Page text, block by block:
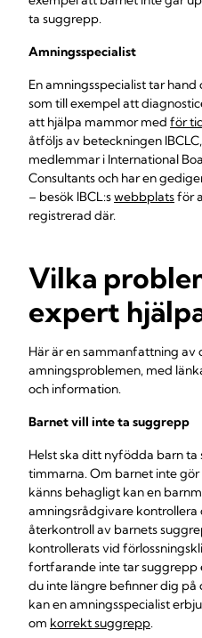
ta suggrepp.
Amningsspecialist
En amningsspecialist tar
som till exempel att
att hjälpa mammor med för
åtföljs av beteckningen
medlemmar i International
Consultants och har en
– besök IBCL:swebbplatsför
registrerad där.
Vilka
expert
Här är en sammanfattning av
amningsproblemen, med
och information.
Barnet vill inte ta suggrepp
Helst ska ditt nyfödda barn
timmarna. Om barnet inte
känns behagligt kan en
amningsrådgivare kontrollera
återkontroll av barnets
kontrollerats vid
fortfarande inte tar
du inte längre befinner dig på
kan en amningsspecialist
om korrekt suggrepp.